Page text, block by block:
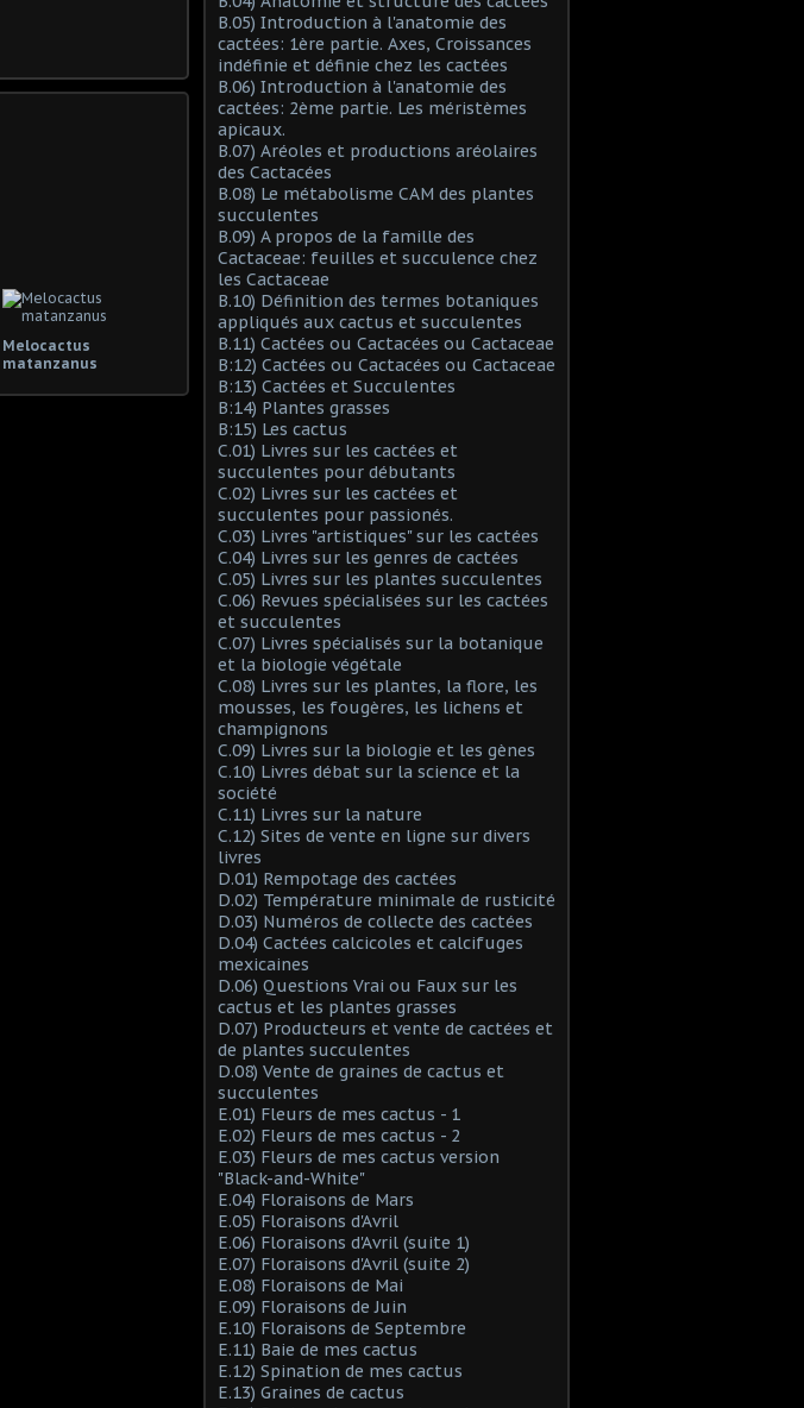
Melocactus
matanzanus
B.05) Introduction à l'anatomie des
cactées: 1ère partie. Axes, Croissances
indéfinie et définie chez les cactées
B.06) Introduction à l'anatomie des
cactées: 2ème partie. Les méristèmes
apicaux.
B.07) Aréoles et productions aréolaires
des Cactacées
B.08) Le métabolisme CAM des plantes
succulentes
B.09) A propos de la famille des
Cactaceae: feuilles et succulence chez
les Cactaceae
B.10) Définition des termes botaniques
appliqués aux cactus et succulentes
B.11) Cactées ou Cactacées ou Cactaceae
B:12) Cactées ou Cactacées ou Cactaceae
B:13) Cactées et Succulentes
B:14) Plantes grasses
B:15) Les cactus
C.01) Livres sur les cactées et
succulentes pour débutants
C.02) Livres sur les cactées et
succulentes pour passionés.
C.03) Livres "artistiques" sur les cactées
C.04) Livres sur les genres de cactées
C.05) Livres sur les plantes succulentes
C.06) Revues spécialisées sur les cactées
et succulentes
C.07) Livres spécialisés sur la botanique
et la biologie végétale
C.08) Livres sur les plantes, la flore, les
mousses, les fougères, les lichens et
champignons
C.09) Livres sur la biologie et les gènes
C.10) Livres débat sur la science et la
société
C.11) Livres sur la nature
C.12) Sites de vente en ligne sur divers
livres
D.01) Rempotage des cactées
D.02) Température minimale de rusticité
D.03) Numéros de collecte des cactées
D.04) Cactées calcicoles et calcifuges
mexicaines
D.06) Questions Vrai ou Faux sur les
cactus et les plantes grasses
D.07) Producteurs et vente de cactées et
de plantes succulentes
D.08) Vente de graines de cactus et
succulentes
E.01) Fleurs de mes cactus - 1
E.02) Fleurs de mes cactus - 2
E.03) Fleurs de mes cactus version
"Black-and-White"
E.04) Floraisons de Mars
E.05) Floraisons d'Avril
E.06) Floraisons d'Avril (suite 1)
E.07) Floraisons d'Avril (suite 2)
E.08) Floraisons de Mai
E.09) Floraisons de Juin
E.10) Floraisons de Septembre
E.11) Baie de mes cactus
E.12) Spination de mes cactus
E.13) Graines de cactus